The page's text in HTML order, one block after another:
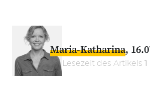
Maria-Katharina
Lesezeit des Artikels